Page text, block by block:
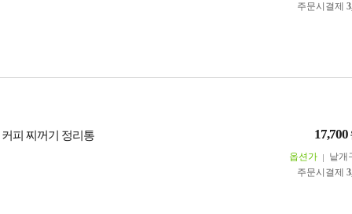
주문시결제
피 찌꺼기 정리통 17,700
옵션가
낱개
주문시결제